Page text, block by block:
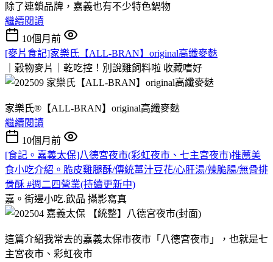
除了連鎖品牌，嘉義也有不少特色鍋物
繼續閱讀
10個月前
[麥片食記]家樂氏【ALL-BRAN】original高纖麥麩
｜穀物麥片｜乾吃控！別說雞飼料啦 收藏嗜好
家樂氏®【ALL-BRAN】original高纖麥麩
繼續閱讀
10個月前
[食記。嘉義太保]八德宮夜市(彩虹夜市、七主宮夜市)推薦美
食小吃介紹。脆皮雞腿酥/傳統薑汁豆花/心肝湯/辣脆腸/無骨排
骨酥 #週二四營業(持續更新中)
嘉。街邊小吃.飲品 攝影寫真
這篇介紹我常去的嘉義太保市夜市「八德宮夜市」，也就是七
主宮夜市、彩虹夜市